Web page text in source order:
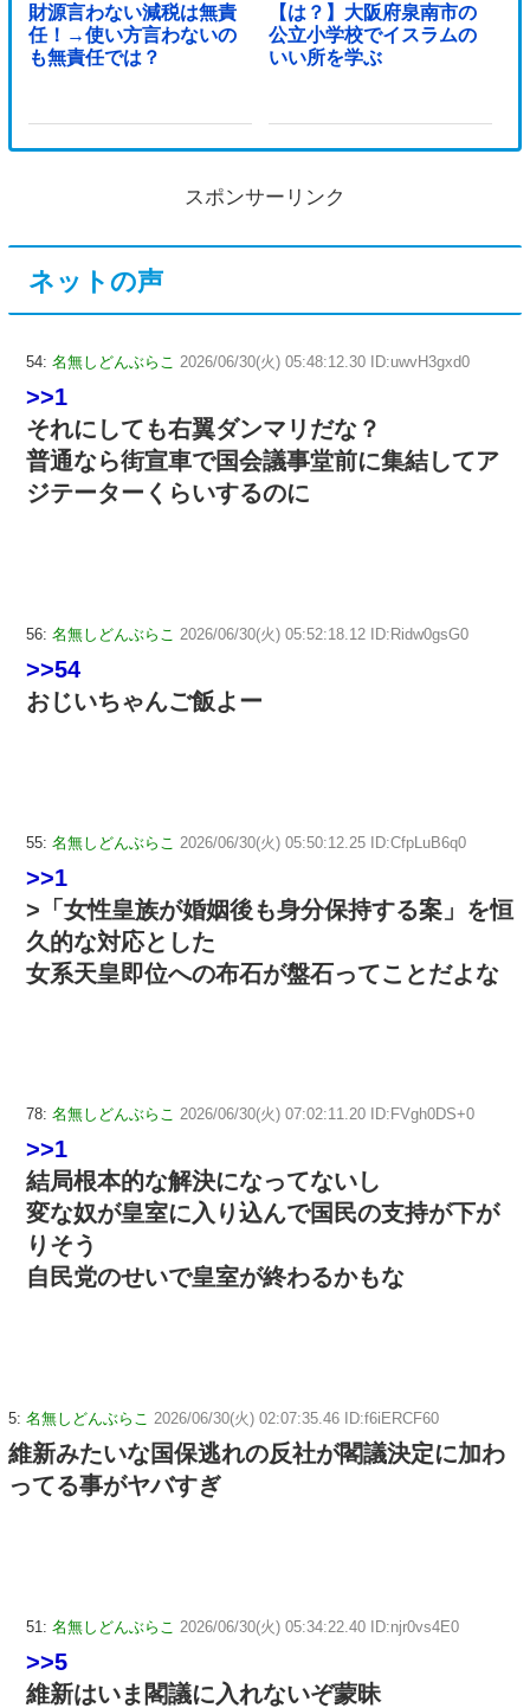
財源言わない減税は無責
任！→使い方言わないの
も無責任では？
【は？】大阪府泉南市の
公立小学校でイスラムの
いい所を学ぶ
スポンサーリンク
ネットの声
54: 名無しどんぶらこ 2026/06/30(火) 05:48:12.30 ID:uwvH3gxd0
>>1
それにしても右翼ダンマリだな？
普通なら街宣車で国会議事堂前に集結してア
ジテーターくらいするのに
56: 名無しどんぶらこ 2026/06/30(火) 05:52:18.12 ID:Ridw0gsG0
>>54
おじいちゃんご飯よー
55: 名無しどんぶらこ 2026/06/30(火) 05:50:12.25 ID:CfpLuB6q0
>>1
>「女性皇族が婚姻後も身分保持する案」を恒
久的な対応とした
女系天皇即位への布石が盤石ってことだよな
78: 名無しどんぶらこ 2026/06/30(火) 07:02:11.20 ID:FVgh0DS+0
>>1
結局根本的な解決になってないし
変な奴が皇室に入り込んで国民の支持が下が
りそう
自民党のせいで皇室が終わるかもな
5: 名無しどんぶらこ 2026/06/30(火) 02:07:35.46 ID:f6iERCF60
維新みたいな国保逃れの反社が閣議決定に加わ
ってる事がヤバすぎ
51: 名無しどんぶらこ 2026/06/30(火) 05:34:22.40 ID:njr0vs4E0
>>5
維新はいま閣議に入れないぞ蒙昧